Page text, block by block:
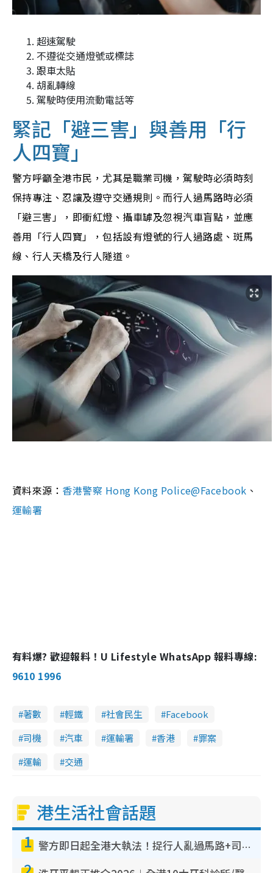
超速駕駛
不遵從交通燈號或標誌
跟車太貼
胡亂轉線
駕駛時使用流動電話等
緊記「避三害」與善用「行
人四寶」
警方呼籲全港市民，尤其是職業司機，駕駛時必須時刻
保持專注、忍讓及遵守交通規則。而行人過馬路時必須
「避三害」，即衝紅燈、攝車罅及忽視汽車盲點，並應
善用「行人四寶」，包括設有燈號的行人過路處、斑馬
線、行人天橋及行人隧道。
資料來源： 香港警察 Hong Kong Police@Facebook 、
運輸署
有料爆? 歡迎報料！U Lifestyle WhatsApp 報料專線:
9610 1996
著數 輕鐵 社會民生
Facebook
司機
汽車 運輸署 香港
罪案
運輸
交通
港生活社會話題
1 警方即日起全港大執法！捉行人亂過馬路+司機不專注駕駛！亂過馬路罰$2000